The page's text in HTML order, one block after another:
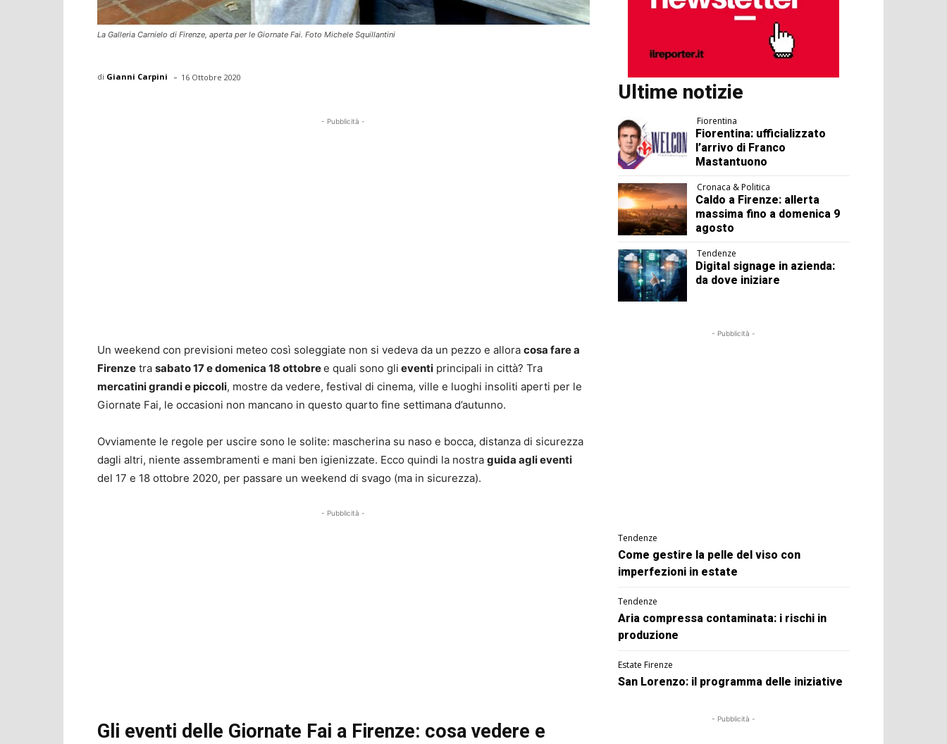
La Galleria Carnielo di Firenze, aperta per le Giornate Fai. Foto Michele Squillantini
di Gianni Carpini - 16 Ottobre 2020
- Pubblicità -
Un weekend con previsioni meteo così soleggiate non si vedeva da un pezzo e allora cosa fare a
Firenze tra sabato 17 e domenica 18 ottobree quali sono gli eventi principali in città? Tra
mercatini grandi e piccoli, mostre da vedere, festival di cinema, ville e luoghi insoliti aperti per le
Giornate Fai, le occasioni non mancano in questo quarto fine settimana d’autunno.
Ovviamente le regole per uscire sono le solite: mascherina su naso e bocca, distanza di sicurezza
dagli altri, niente assembramenti e mani ben igienizzate. Ecco quindi la nostra guida agli eventi
del 17 e 18 ottobre 2020, per passare un weekend di svago (ma in sicurezza).
- Pubblicità -
Gli eventi delle Giornate Fai a Firenze: cosa vedere e
Ultime notizie
Fiorentina
Fiorentina: ufficializzato
l’arrivo di Franco
Mastantuono
Cronaca & Politica
Caldo a Firenze: allerta
massima fino a domenica 9
agosto
Tendenze
Digital signage in azienda:
da dove iniziare
- Pubblicità -
Tendenze
Come gestire la pelle del viso con
imperfezioni in estate
Tendenze
Aria compressa contaminata: i rischi in
produzione
Estate Firenze
San Lorenzo: il programma delle iniziative
- Pubblicità -